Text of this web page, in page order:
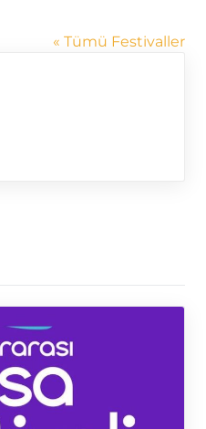
« Tümü Festivaller